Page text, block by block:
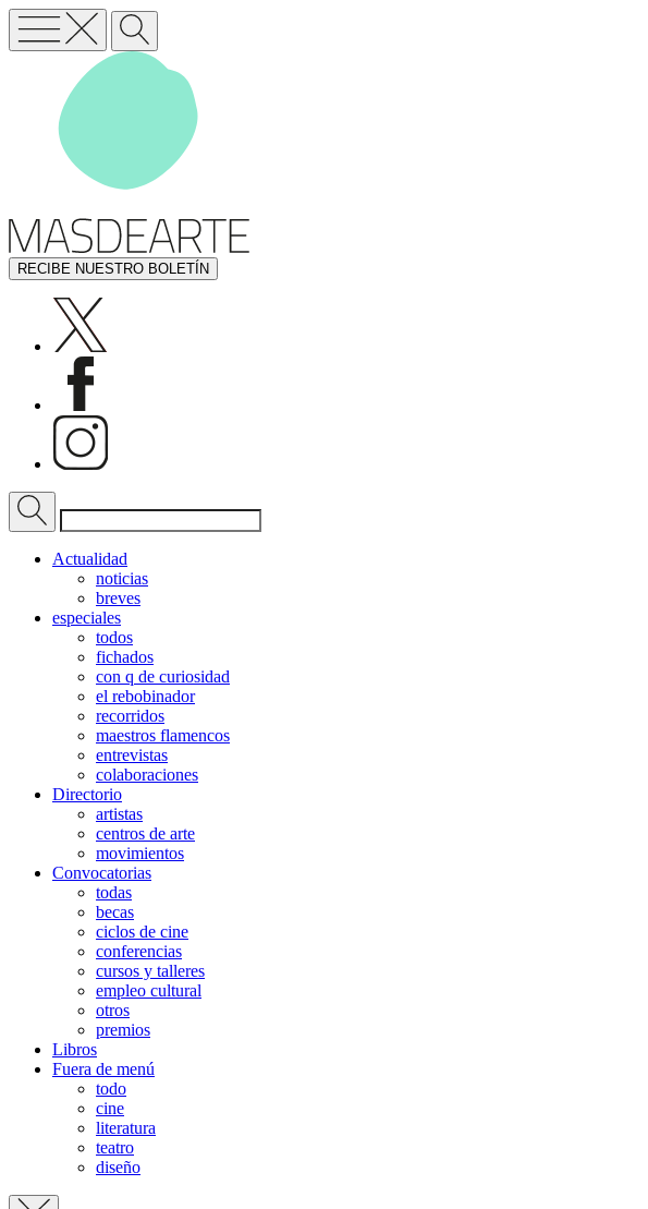
RECIBE NUESTRO BOLETÍN
Actualidad
noticias
breves
especiales
todos
fichados
con q de curiosidad
el rebobinador
recorridos
maestros flamencos
entrevistas
colaboraciones
Directorio
artistas
centros de arte
movimientos
Convocatorias
todas
becas
ciclos de cine
conferencias
cursos y talleres
empleo cultural
otros
premios
Libros
Fuera de menú
todo
cine
literatura
teatro
diseño